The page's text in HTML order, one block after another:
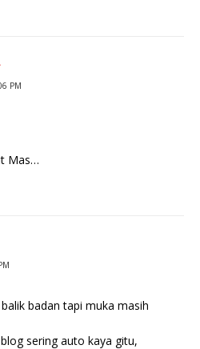
PM
Mas…
badan tapi muka masih
sering auto kaya gitu,